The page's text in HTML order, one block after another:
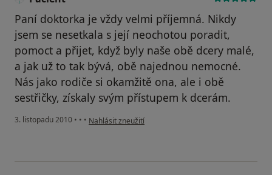
Paní doktorka je vždy velmi příjemná. Nikdy
jsem se nesetkala s její neochotou poradit,
pomoct a přijet, když byly naše obě dcery malé,
a jak už to tak bývá, obě najednou nemocné.
Nás jako rodiče si okamžitě ona, ale i obě
sestřičky, získaly svým přístupem k dcerám.
3. listopadu 2010 • • • podle názoru uživatele Pacient
Nahlásit zneužití